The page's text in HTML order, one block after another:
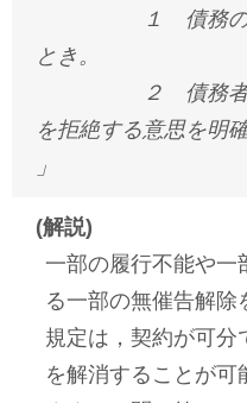
１ 債務の一部
とき。
２ 債務者がそ
を拒絶する意思を明
」
(解説)
一部の履行不能や一
る一部の無催告解
規定は，契約が可分
を解消することが可